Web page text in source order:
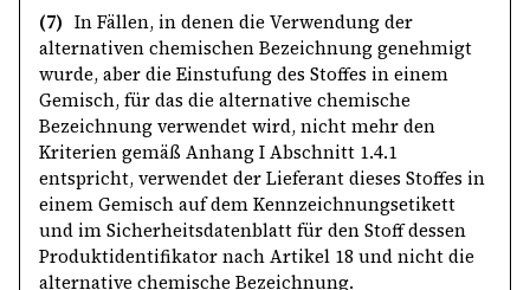
(7) In Fällen, in denen die Verwendung der
alternativen chemischen Bezeichnung genehmigt
wurde, aber die Einstufung des Stoffes in einem
Gemisch, für das die alternative chemische
Bezeichnung verwendet wird, nicht mehr den
Kriterien gemäß Anhang I Abschnitt 1.4.1
entspricht, verwendet der Lieferant dieses Stoffes in
einem Gemisch auf dem Kennzeichnungsetikett
und im Sicherheitsdatenblatt für den Stoff dessen
Produktidentifikator nach Artikel 18 und nicht die
alternative chemische Bezeichnung.